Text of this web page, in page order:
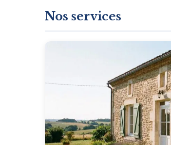
Nos services